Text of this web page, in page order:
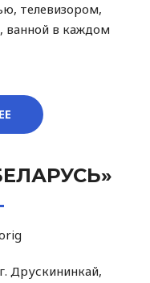
телевизором,
ванной в каждом
Друскининкай,